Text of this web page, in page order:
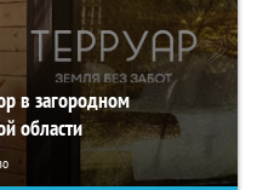
в загородном
области